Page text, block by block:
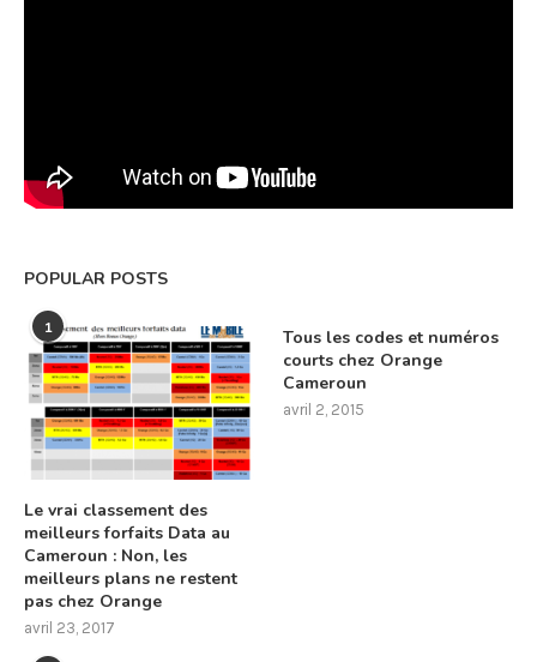
POPULAR POSTS
1
Le vrai classement des
meilleurs forfaits Data au
Cameroun : Non, les
meilleurs plans ne restent
pas chez Orange
avril 23, 2017
Tous les codes et numéros
courts chez Orange
Cameroun
avril 2, 2015